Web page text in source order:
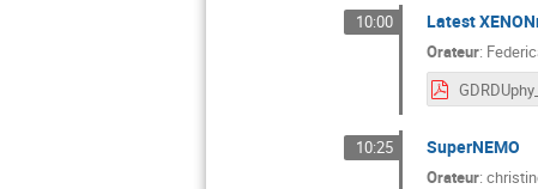
10:00 Latest
Orateur:
10:25 SuperNEMO
Orateur: